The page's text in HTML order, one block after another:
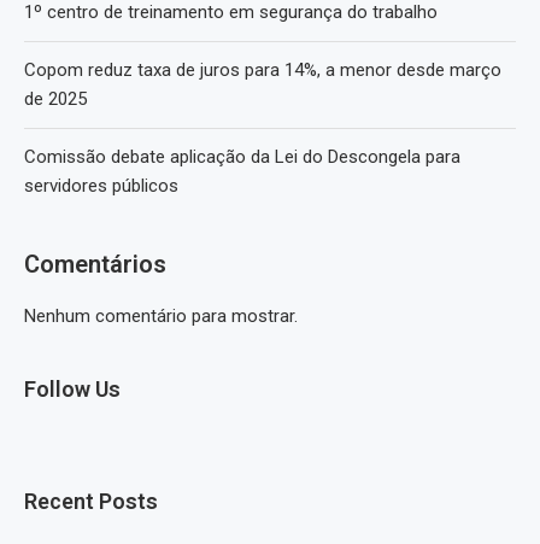
1º centro de treinamento em segurança do trabalho
Copom reduz taxa de juros para 14%, a menor desde março
de 2025
Comissão debate aplicação da Lei do Descongela para
servidores públicos
Comentários
Nenhum comentário para mostrar.
Follow Us
Recent Posts